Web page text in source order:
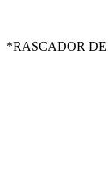
*RASCADOR